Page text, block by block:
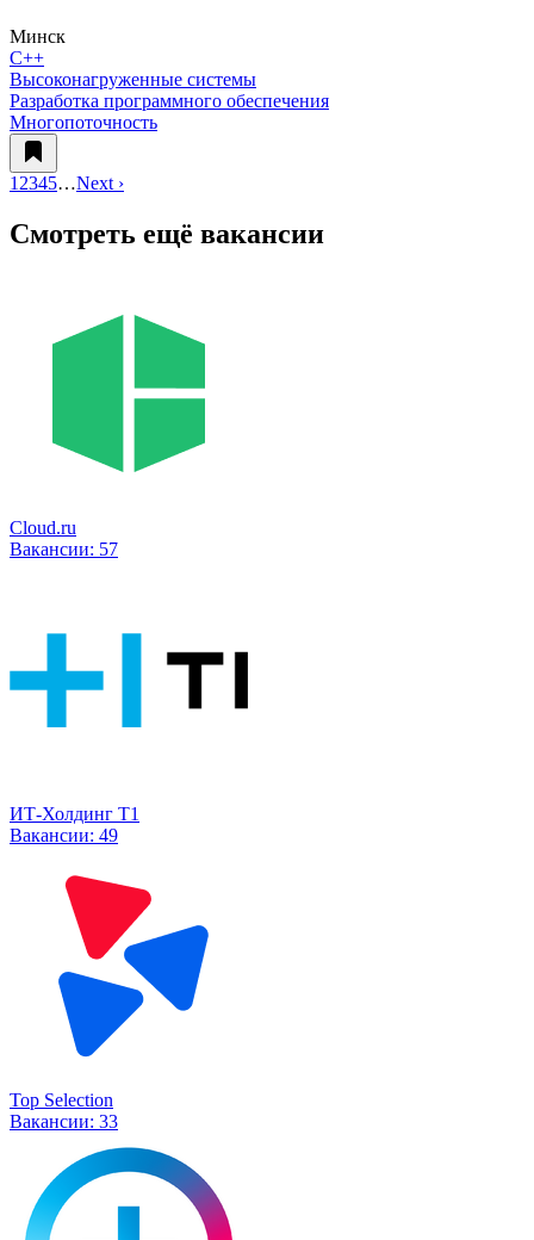
Минск
C++
Высоконагруженные системы
Разработка программного обеспечения
Многопоточность
1 2345…Next ›
Смотреть ещё вакансии
Cloud.ru
Вакансии: 57
ИТ-Холдинг Т1
Вакансии: 49
Top Selection
Вакансии: 33